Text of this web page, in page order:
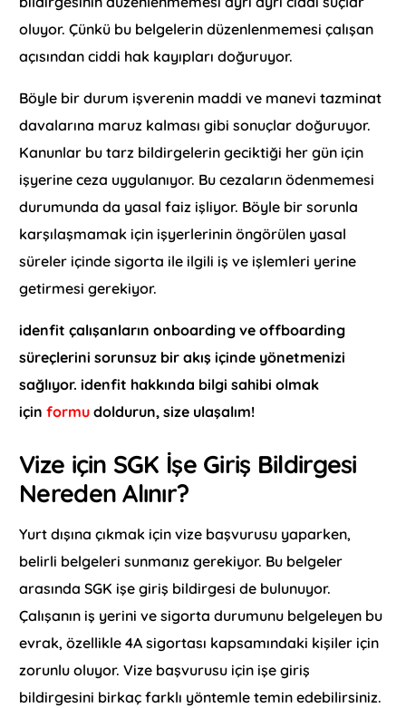
oluyor. Çünkü bu belgelerin düzenlenmemesi çalışan
açısından ciddi hak kayıpları doğuruyor.
Böyle bir durum işverenin maddi ve manevi tazminat
davalarına maruz kalması gibi sonuçlar doğuruyor.
Kanunlar bu tarz bildirgelerin geciktiği her gün için
işyerine ceza uygulanıyor. Bu cezaların ödenmemesi
durumunda da yasal faiz işliyor. Böyle bir sorunla
karşılaşmamak için işyerlerinin öngörülen yasal
süreler içinde sigorta ile ilgili iş ve işlemleri yerine
getirmesi gerekiyor.
idenfit çalışanların onboarding ve offboarding
süreçlerini sorunsuz bir akış içinde yönetmenizi
sağlıyor. idenfit hakkında bilgi sahibi olmak
içinformu doldurun, size ulaşalım!
Vize için SGK İşe Giriş Bildirgesi
Nereden Alınır?
Yurt dışına çıkmak için vize başvurusu yaparken,
belirli belgeleri sunmanız gerekiyor. Bu belgeler
arasında SGK işe giriş bildirgesi de bulunuyor.
Çalışanın iş yerini ve sigorta durumunu belgeleyen bu
evrak, özellikle 4A sigortası kapsamındaki kişiler için
zorunlu oluyor. Vize başvurusu için işe giriş
bildirgesini birkaç farklı yöntemle temin edebilirsiniz.